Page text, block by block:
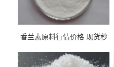
香兰素原料行情价格 现货秒